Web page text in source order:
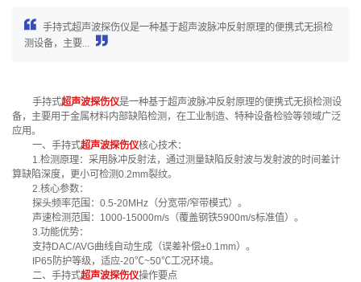
‌‌手持式超声波探伤仪‌是一种基于‌超声波脉冲反射原理的便携式无损检
测设备，主要...
‌‌手持式超声波探伤仪‌是一种基于‌超声波脉冲反射原理的便携式无损检测设
备，主要用于金属材料内部缺陷检测，在工业制造、特种设备检验等领域广泛
应用。
一、手持式超声波探伤仪核心技术：
1‌.检测原理‌：采用‌脉冲反射法，通过测量缺陷反射波与发射波的时间差计
算缺陷深度，更小可检测0.2mm裂纹。‌‌
2.核心参数‌：
‌探头频率范围：0.5-20MHz（分宽带/窄带模式）。‌‌
声速检测范围：1000-15000m/s（覆盖钢铁5900m/s标准值）。‌‌
3.功能优势‌：
支持‌DAC/AVG曲线自动生成（误差补偿±0.1mm）。‌‌
‌IP65防护等级，适应-20℃~50℃工况环境。
二、手持式超声波探伤仪操作要点